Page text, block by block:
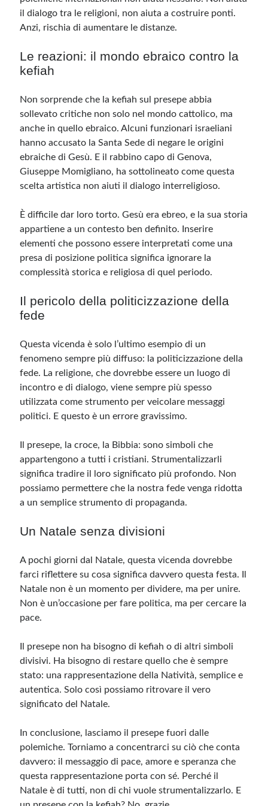
il dialogo tra le religioni, non aiuta a costruire ponti.
Anzi, rischia di aumentare le distanze.
Le reazioni: il mondo ebraico contro la
kefiah
Non sorprende che la kefiah sul presepe abbia
sollevato critiche non solo nel mondo cattolico, ma
anche in quello ebraico. Alcuni funzionari israeliani
hanno accusato la Santa Sede di negare le origini
ebraiche di Gesù. E il rabbino capo di Genova,
Giuseppe Momigliano, ha sottolineato come questa
scelta artistica non aiuti il dialogo interreligioso.
È difficile dar loro torto. Gesù era ebreo, e la sua storia
appartiene a un contesto ben definito. Inserire
elementi che possono essere interpretati come una
presa di posizione politica significa ignorare la
complessità storica e religiosa di quel periodo.
Il pericolo della politicizzazione della
fede
Questa vicenda è solo l’ultimo esempio di un
fenomeno sempre più diffuso: la politicizzazione della
fede. La religione, che dovrebbe essere un luogo di
incontro e di dialogo, viene sempre più spesso
utilizzata come strumento per veicolare messaggi
politici. E questo è un errore gravissimo.
Il presepe, la croce, la Bibbia: sono simboli che
appartengono a tutti i cristiani. Strumentalizzarli
significa tradire il loro significato più profondo. Non
possiamo permettere che la nostra fede venga ridotta
a un semplice strumento di propaganda.
Un Natale senza divisioni
A pochi giorni dal Natale, questa vicenda dovrebbe
farci riflettere su cosa significa davvero questa festa. Il
Natale non è un momento per dividere, ma per unire.
Non è un’occasione per fare politica, ma per cercare la
pace.
Il presepe non ha bisogno di kefiah o di altri simboli
divisivi. Ha bisogno di restare quello che è sempre
stato: una rappresentazione della Natività, semplice e
autentica. Solo così possiamo ritrovare il vero
significato del Natale.
In conclusione, lasciamo il presepe fuori dalle
polemiche. Torniamo a concentrarci su ciò che conta
davvero: il messaggio di pace, amore e speranza che
questa rappresentazione porta con sé. Perché il
Natale è di tutti, non di chi vuole strumentalizzarlo. E